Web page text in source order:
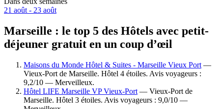
21 août - 23 août
Marseille : le top 5 des Hôtels avec petit-
déjeuner gratuit en un coup d’œil
Maisons du Monde Hôtel & Suites - Marseille Vieux Port —
Vieux-Port de Marseille. Hôtel 4 étoiles. Avis voyageurs :
9,2/10 — Merveilleux.
Hôtel LIFE Marseille VP Vieux-Port — Vieux-Port de
Marseille. Hôtel 3 étoiles. Avis voyageurs : 9,0/10 —